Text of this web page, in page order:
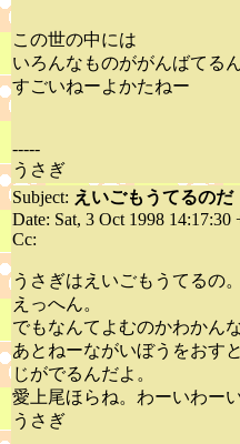
この世の中には
いろんなものががんばてる
すごいねーよかたねー
-----
うさぎ
Subject: えいごもうてるのだ
Date: Sat, 3 Oct 1998 14:17:30
Cc:
うさぎはえいごもうてるの。
えっへん。
でもなんてよむのかわかんな
あとねーながいぼうをおす
じがでるんだよ。
愛上尾ほらね。わーいわーい
うさぎ